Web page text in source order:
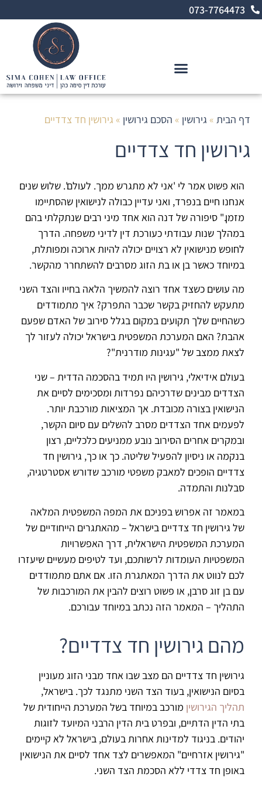
לתוכן073-7764473
דף הבית » גירושין » הסכם גירושין » גירושין חד צדדיים
גירושין חד צדדיים
הוא פשוט אמר לי 'אני לא מתגרש ממך. לעולם'. שלוש שנים
אנחנו חיים בנפרד, ואני עדיין כבולה לנישואין שהסתיימו
מזמן." סיפורה של דנה הוא אחד מיני רבים שנתקלתי בהם
במהלך שנות עבודתי כעורכת דין לדיני משפחה. הדרך
לחופש מנישואין לא רצויים יכולה להיות ארוכה ומפותלת,
במיוחד כאשר בן או בת הזוג מסרבים להשתחרר מהקשר.
מה עושים כשצד אחד רוצה להמשיך הלאה בחייו והצד השני
מתעקש להחזיק בקשר שכבר התפרק? איך מתמודדים
כשהחיים שלך תקועים במקום בגלל סירוב של האדם שפעם
אהבת? האם המערכת המשפטית בישראל יכולה לעזור לך
לצאת ממצב של "עגינות מודרנית"?
בעולם אידיאלי, גירושין היו תמיד בהסכמה הדדית – שני
הצדדים מבינים שדרכיהם נפרדות ומסכימים לסיים את
הנישואין בצורה מכובדת. אך המציאות מורכבת יותר.
לפעמים אחד הצדדים מסרב להשלים עם סיום הקשר,
ובמקרים אחרים הסירוב נובע ממניעים כלכליים, רצון
בנקמה או ניסיון להפעיל שליטה. כך או כך, גירושין חד
צדדיים הופכים למאבק משפטי מורכב שדורש אסטרטגיה,
סבלנות והתמדה.
במאמר זה אפרוש בפניכם את המפה המשפטית המלאה
של גירושין חד צדדיים בישראל – מהאתגרים הייחודיים של
המערכת המשפטית הישראלית, דרך האפשרויות
המשפטיות העומדות לרשותכם, ועד לטיפים מעשיים שיעזרו
לכם לנווט את הדרך המאתגרת הזו. אם אתם מתמודדים
עם בן זוג סרבן, או פשוט רוצים להבין את המורכבות של
התהליך – המאמר הזה נכתב במיוחד עבורכם.
מהם גירושין חד צדדיים?
גירושין חד צדדיים הם מצב שבו אחד מבני הזוג מעוניין
בסיום הנישואין, בעוד הצד השני מתנגד לכך. בישראל,
תהליך הגירושין מורכב במיוחד בשל המערכת הייחודית של
בתי הדין הדתיים, ובפרט בית הדין הרבני המיועד לזוגות
יהודים. בניגוד למדינות אחרות בעולם, בישראל לא קיימים
"גירושין אזרחיים" המאפשרים לצד אחד לסיים את הנישואין
באופן חד צדדי ללא הסכמת הצד השני.